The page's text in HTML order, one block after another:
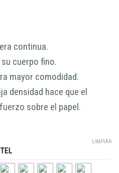
continua.
cuerpo fino.
mayor comodidad.
densidad hace que el
sobre el papel.
LIMPIAR